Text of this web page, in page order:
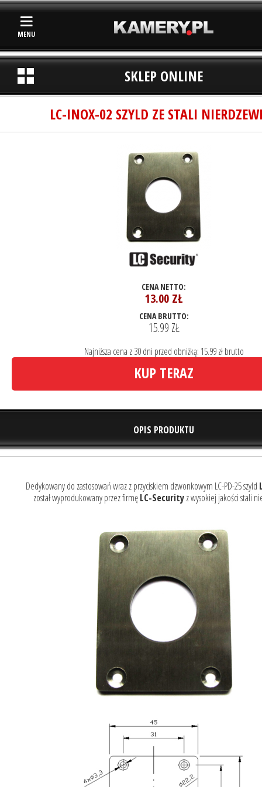
MENU
SKLEP ONLINE
LC-INOX-02 SZYLD ZE STALI
CENA NETTO:
13.00 ZŁ
CENA BRUTTO:
15.99 ZŁ
Najniższa cena z 30 dni przed obniżką: 15.99 zł brutto
KUP TERAZ
OPIS PRODUKTU
Dedykowany do zastosowań wraz z przyciskiem dzwonkowym LC-PD-25 szyld
został wyprodukowany przez firmęLC-Securityz wysokiej jakości stali